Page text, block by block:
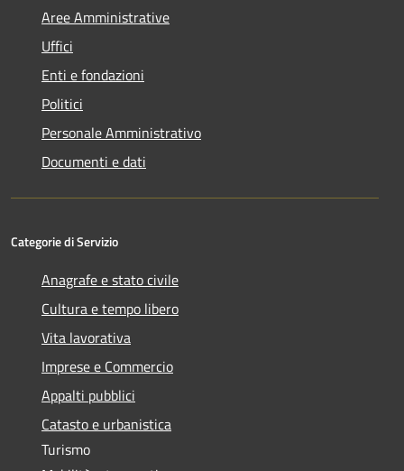
Aree Amministrative
Uffici
Enti e fondazioni
Politici
Personale Amministrativo
Documenti e dati
Categorie di Servizio
Anagrafe e stato civile
Cultura e tempo libero
Vita lavorativa
Imprese e Commercio
Appalti pubblici
Catasto e urbanistica
Turismo